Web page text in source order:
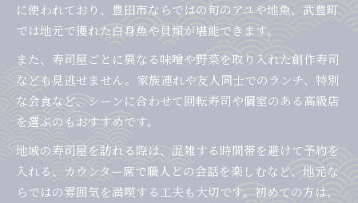
に使われており、豊田市ならではの旬のアユや地魚、武豊町
では地元で獲れた白身魚や貝類が堪能できます。
また、寿司屋ごとに異なる味噌や野菜を取り入れた創作寿司
なども見逃せません。家族連れや友人同士でのランチ、特別
な会食など、シーンに合わせて回転寿司や個室のある高級店
を選ぶのもおすすめです。
地域の寿司屋を訪れる際は、混雑する時間帯を避けて予約を
入れる、カウンター席で職人との会話を楽しむなど、地元な
らではの雰囲気を満喫する工夫も大切です。初めての方は、